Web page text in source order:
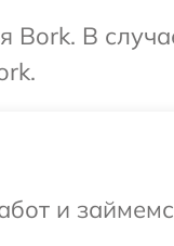
Bork. В
и